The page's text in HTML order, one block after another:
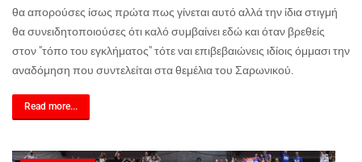
θα απορούσες ίσως πρώτα πως γίνεται αυτό αλλά την ίδια στιγμή
θα συνειδητοποιούσες ότι καλό συμβαίνει εδώ και όταν βρεθείς
στον "τόπο του εγκλήματος" τότε ναι επιβεβαιώνεις ιδίοις όμμασι την
αναδόμηση που συντελείται στα θεμέλια του Σαρωνικού.
Read more...